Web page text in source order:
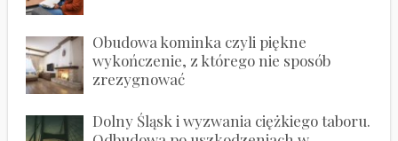
Obudowa kominka czyli piękne
wykończenie, z którego nie sposób
zrezygnować
Dolny Śląsk i wyzwania ciężkiego taboru.